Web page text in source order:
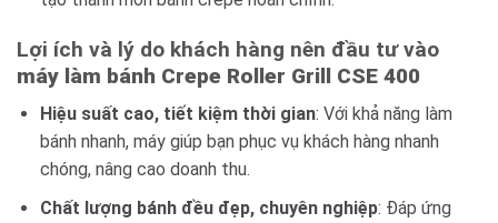
Lợi ích và lý do khách hàng nên đầu tư vào
máy làm bánh Crepe Roller Grill CSE 400
Hiệu suất cao, tiết kiệm thời gian: Với khả năng làm
bánh nhanh, máy giúp bạn phục vụ khách hàng nhanh
chóng, nâng cao doanh thu.
Chất lượng bánh đều đẹp, chuyên nghiệp: Đáp ứng